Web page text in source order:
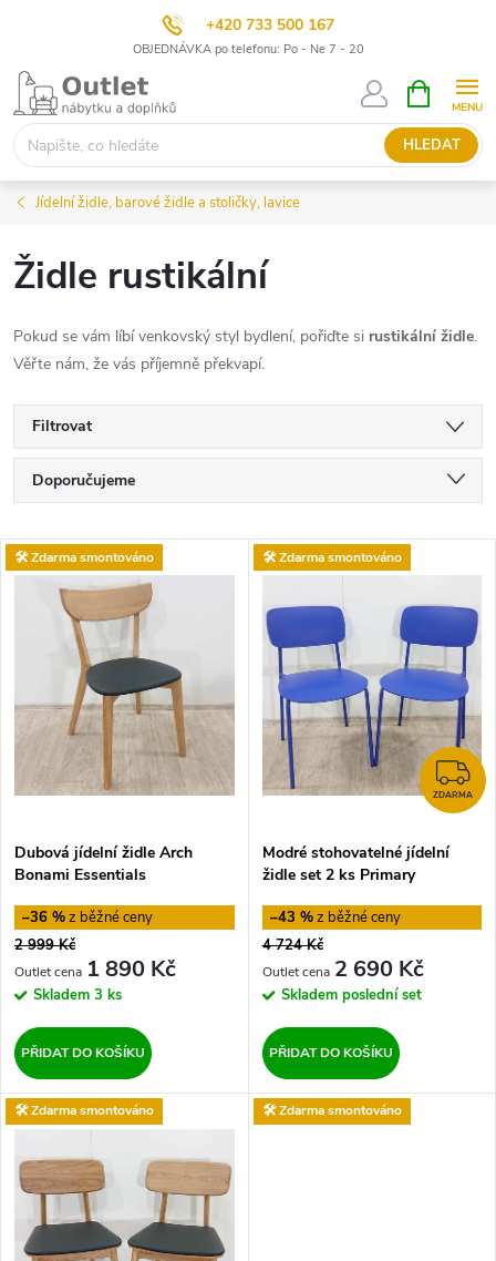
+420 733 500 167
OBJEDNÁVKA po telefonu: Po - Ne 7 - 20
Přejít
obsah
HLEDAT
NÁKUPNÍ
KOŠÍK
Jídelní židle, barové židle a stoličky, lavice
Židle rustikální
Pokud se vám líbí venkovský styl bydlení, pořiďte si rustikální židle.
Věřte nám, že vás příjemně překvapí.
Filtrovat
Ř
a
z
n
í
r
o
d
u
k
t
ů
Doporučujeme
Nejdražší
Nejprodávanější
Abecedně
V
i
s
p
r
o
d
u
k
t
ů
🛠️ Zdarma smontováno
Dubová jídelní židle Arch
Bonami Essentials
–36 %
2 999 Kč
1 890 Kč
Skladem 3 ks
PŘIDAT DO KOŠÍKU
🛠️ Zdarma smontováno
ZDARMA
Modré stohovatelné jídelní
židle set 2 ks Primary
–43 %
4 724 Kč
2 690 Kč
Skladem poslední set
PŘIDAT DO KOŠÍKU
🛠️ Zdarma smontováno 🛠️ Zdarma smontováno